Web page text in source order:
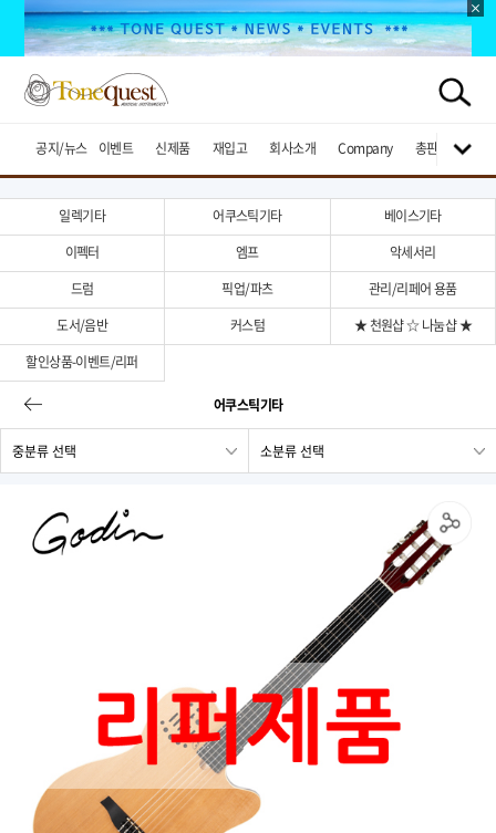
공지/뉴스 이벤트 신제품 재입고 회사소개 Company 총판브랜드
일렉기타 어쿠스틱기타
베이스기타
이펙터
엠프
악세서리
드럼
픽업/파츠
관리/리페어 용품
도서/음반
커스텀
★ 천원샵 ☆ 나눔샵 ★
할인상품-이벤트/리퍼
어쿠스틱기타